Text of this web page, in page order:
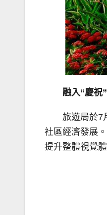
融入“慶祝
旅遊局於7
社區經濟發展
提升整體視覺